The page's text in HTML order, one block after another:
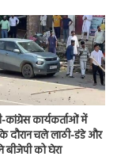
कांग्रेस कार्यकर्ताओं में
दौरान चले लाठी-डंडे और
बीजेपी को घेरा